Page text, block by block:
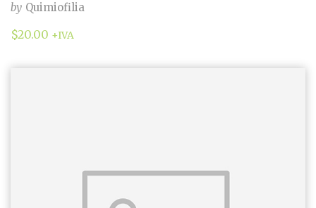
by Quimiofilia
$20.00 +IVA